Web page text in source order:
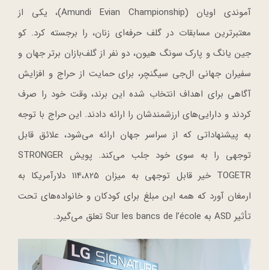
آموندی اویان (Amundi Evian Championship)، یکی از
معتبرترین مسابقات در گلف حرفه‌ای زنان، را برجسته کرد. کو
جین یانگ و پارک سونگ هیون، دو نفر از گلف‌بازان برتر جهان و
سفیران جهانی ال‌جی سیگنچر، برای حمایت از حراج و افزایش
آگاهی برای اهداف انتخاب شده این برند، وقت خود را صرف
کردند و دارایی‌های ارزشمندشان را ارائه دادند. این حراج با توجه
به پیشنهاداتی که از سراسر جهان ارائه می‌شود، علائق قابل
توجهی را به سوی خود جلب می‌کند. پویش STRONGER
TOGETR خیر قابل توجهی به میزان 114،825 دلارآمریکا به
ارمغان آورد که همه این مبلغ برای کودکان و خانواده‌های تحت
تأثیر ASD به Sur les bancs de l’école تعلق می‌گیرد.